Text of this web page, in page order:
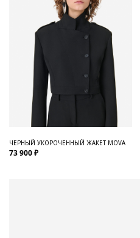
ЧЕРНЫЙ УКОРОЧЕННЫЙ ЖАКЕТ MOVA
73 900 ₽